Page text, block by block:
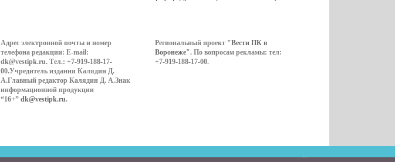
Адрес электронной почты и номер
телефона редакции: E-mail:
dk@vestipk.ru. Тел.: +7-919-188-17-
00.Учредитель издания Калядин Д.
А.Главный редактор Калядин Д. А.Знак
информационной продукции
“16+” dk@vestipk.ru.
Региональный проект "Вести ПК в
Воронеже". По вопросам рекламы: тел:
+7-919-188-17-00.
Контакты